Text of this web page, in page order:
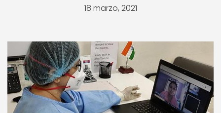
18 marzo, 2021